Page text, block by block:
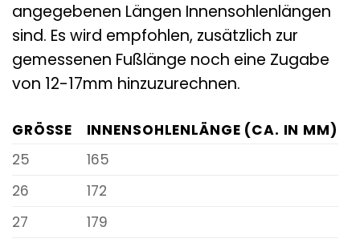
angegebenen Längen Innensohlenlängen
sind. Es wird empfohlen, zusätzlich zur
gemessenen Fußlänge noch eine Zugabe
von 12-17mm hinzuzurechnen.
GRÖSSE
INNENSOHLENLÄNGE (CA. IN MM)
25
165
26
172
27
179